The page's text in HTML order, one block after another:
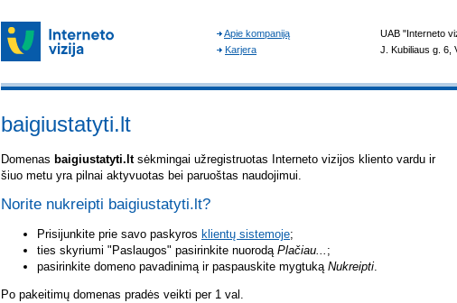
baigiustatyti.lt
Domenas baigiustatyti.ltsėkmingai užregistruotas Interneto vizijos kliento vardu ir
šiuo metu yra pilnai aktyvuotas bei paruoštas naudojimui.
Norite nukreipti baigiustatyti.lt?
Prisijunkite prie savo paskyros klientų sistemoje;
ties skyriumi "Paslaugos" pasirinkite nuorodą Plačiau... ;
pasirinkite domeno pavadinimą ir paspauskite mygtuką Nukreipti.
Po pakeitimų domenas pradės veikti per 1 val.